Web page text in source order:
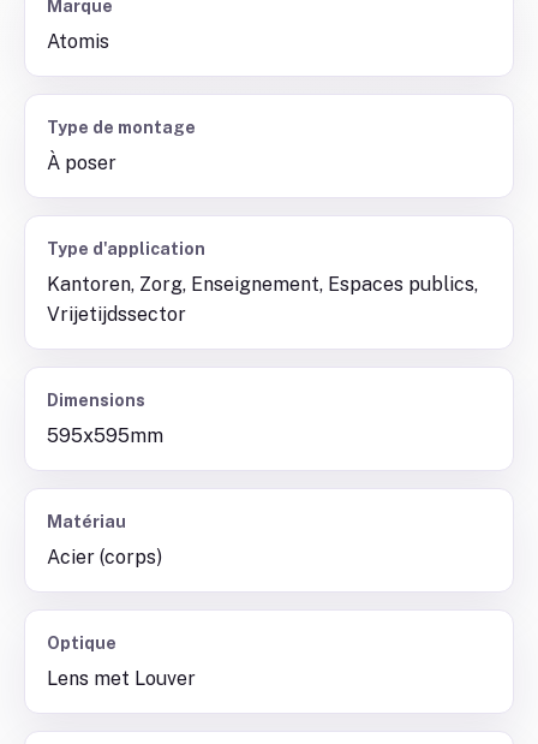
Marque
Atomis
Type de montage
À poser
Type d'application
Kantoren, Zorg, Enseignement, Espaces publics,
Vrijetijdssector
Dimensions
595x595mm
Matériau
Acier (corps)
Optique
Lens met Louver